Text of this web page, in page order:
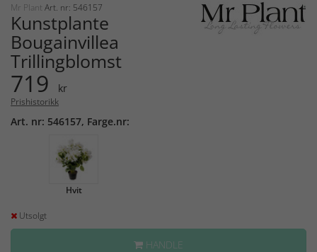
Mr Plant Art. nr: 546157
Kunstplante
Bougainvillea
Trillingblomst
719 kr
Prishistorikk
Art. nr: 546157, Farge.nr:
Hvit
Utsolgt
HANDLE